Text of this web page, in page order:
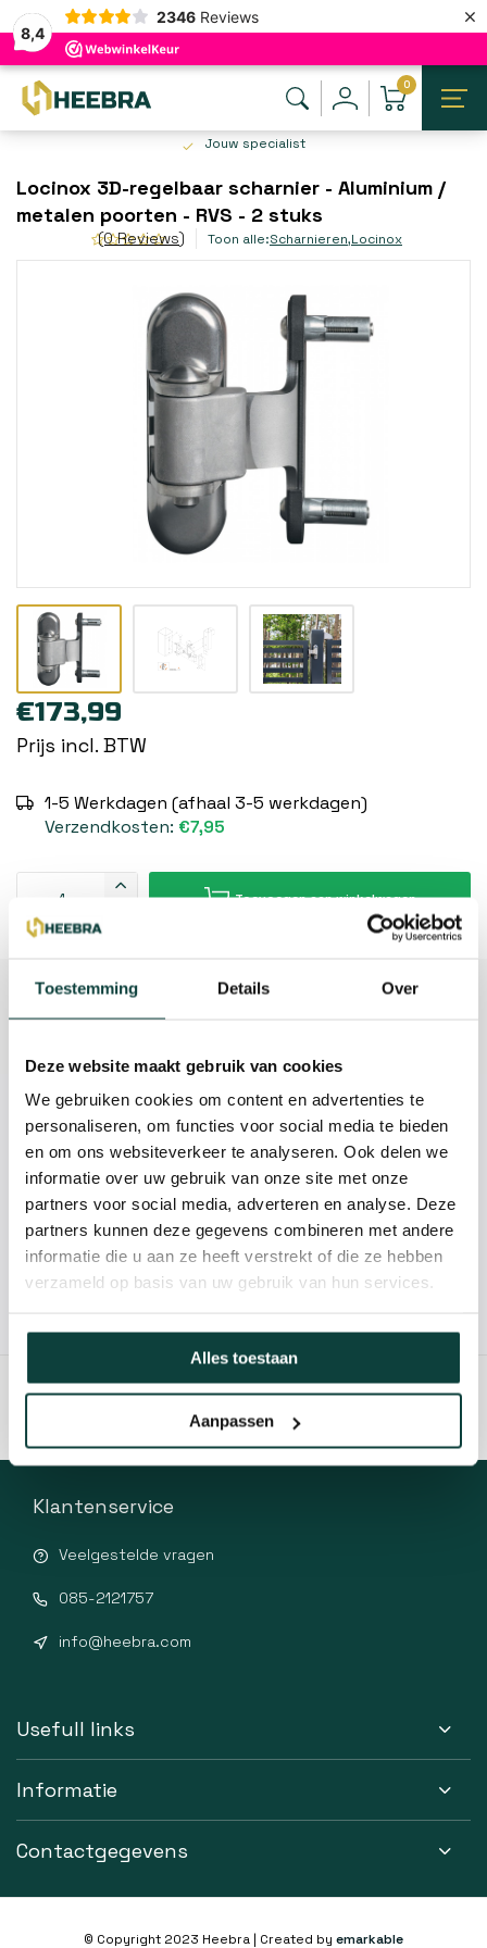
Toestemming Details Over
Deze website maakt gebruik van cookies
We gebruiken cookies om content en advertenties te
personaliseren, om functies voor social media te bieden
en om ons websiteverkeer te analyseren. Ook delen we
informatie over uw gebruik van onze site met onze
partners voor social media, adverteren en analyse. Deze
partners kunnen deze gegevens combineren met andere
informatie die u aan ze heeft verstrekt of die ze hebben
verzameld op basis van uw gebruik van hun services.
Alles toestaan
Aanpassen
8,4
2346 Reviews ×
0
Jouw specialist
Locinox 3D-regelbaar scharnier - Aluminium /
metalen poorten - RVS - 2 stuks
(0 Reviews) Toon alle:Scharnieren,Locinox
€173,99
Prijs incl. BTW
1-5 Werkdagen (afhaal 3-5 werkdagen)
Verzendkosten: €7,95
Toevoegen aan winkelwagen
Beschrijving
Kunnen we je helpen?
085-2121757
info@heebra.com
Klantenservice
Veelgestelde vragen
085-2121757
info@heebra.com
Usefull links
Informatie
Contactgegevens
© Copyright 2023 Heebra | Created by emarkable